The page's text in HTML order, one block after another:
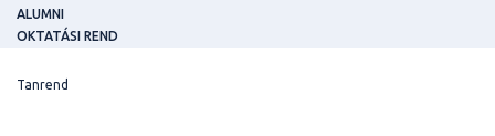
ALUMNI
OKTATÁSI REND
Tanrend